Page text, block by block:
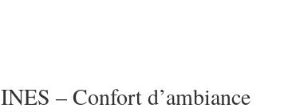
INES – Confort d’ambiance